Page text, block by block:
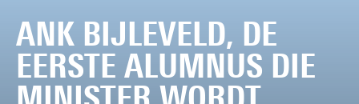
ANK BIJLEVELD, DE
EERSTE ALUMNUS DIE